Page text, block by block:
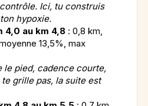
Ici, tu construis
hypoxie.
4,0 au km 4,8 : 0,8 km,
13,5%, max
le pied, cadence courte,
grille pas, la suite est